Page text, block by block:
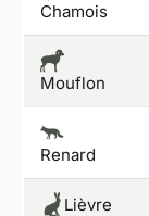
Chamois
Mouflon
Renard
Lièvre